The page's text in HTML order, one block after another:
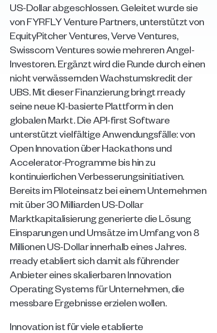
US-Dollar abgeschlossen. Geleitet wurde sie
von FYRFLY Venture Partners, unterstützt von
EquityPitcher Ventures, Verve Ventures,
Swisscom Ventures sowie mehreren Angel-
Investoren. Ergänzt wird die Runde durch einen
nicht verwässernden Wachstumskredit der
UBS. Mit dieser Finanzierung bringt rready
seine neue KI-basierte Plattform in den
globalen Markt. Die API-first Software
unterstützt vielfältige Anwendungsfälle: von
Open Innovation über Hackathons und
Accelerator-Programme bis hin zu
kontinuierlichen Verbesserungsinitiativen.
Bereits im Piloteinsatz bei einem Unternehmen
mit über 30 Milliarden US-Dollar
Marktkapitalisierung generierte die Lösung
Einsparungen und Umsätze im Umfang von 8
Millionen US-Dollar innerhalb eines Jahres.
rready etabliert sich damit als führender
Anbieter eines skalierbaren Innovation
Operating Systems für Unternehmen, die
messbare Ergebnisse erzielen wollen.
Innovation ist für viele etablierte